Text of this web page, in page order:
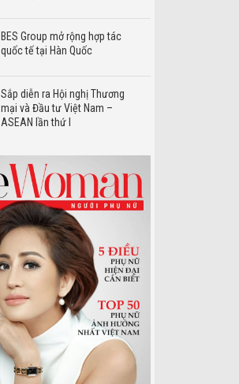
BES Group mở rộng hợp tác
quốc tế tại Hàn Quốc
Sắp diễn ra Hội nghị Thương
mại và Đầu tư Việt Nam –
ASEAN lần thứ I